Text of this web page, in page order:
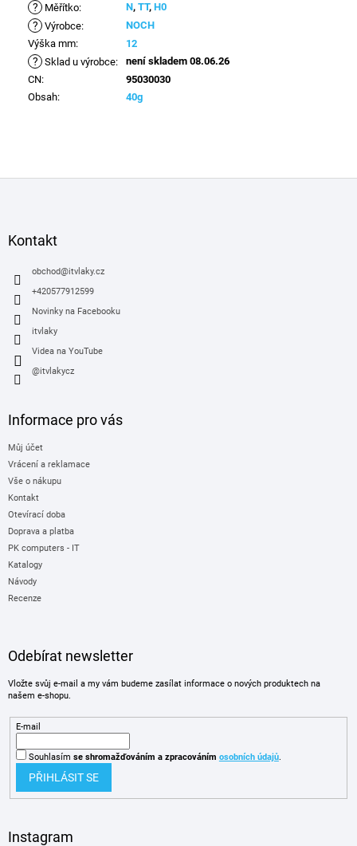
? Měřítko: N, TT, H0
? Výrobce:
NOCH
Výška mm: 12
? Sklad u výrobce:
není skladem 08.06.26
CN:
95030030
Obsah: 40g
Kontakt
obchod@itvlaky.cz
+420577912599
Novinky na Facebooku
itvlaky
Videa na YouTube
@itvlakycz
Informace pro vás
Můj účet
Vrácení a reklamace
Vše o nákupu
Kontakt
Otevírací doba
Doprava a platba
PK computers - IT
Katalogy
Návody
Recenze
Odebírat newsletter
Vložte svůj e-mail a my vám budeme zasílat informace o nových produktech na
našem e-shopu.
E-mail
Souhlasím se shromažďováním a zpracováním osobních údajů.
PŘIHLÁSIT SE
Instagram